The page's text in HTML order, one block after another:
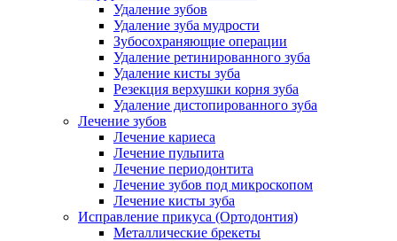
Удаление зубов
Удаление зуба мудрости
Зубосохраняющие операции
Удаление ретинированного зуба
Удаление кисты зуба
Резекция верхушки корня зуба
Удаление дистопированного зуба
Лечение зубов
Лечение кариеса
Лечение пульпита
Лечение периодонтита
Лечение зубов под микроскопом
Лечение кисты зуба
Исправление прикуса (Ортодонтия)
Металлические брекеты